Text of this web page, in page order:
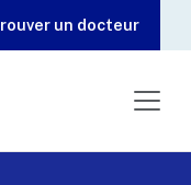
contenu principal
un docteur